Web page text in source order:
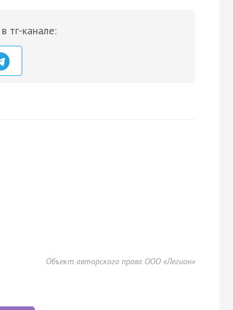
тг-канале:
Объект авторского права ООО «Легион»